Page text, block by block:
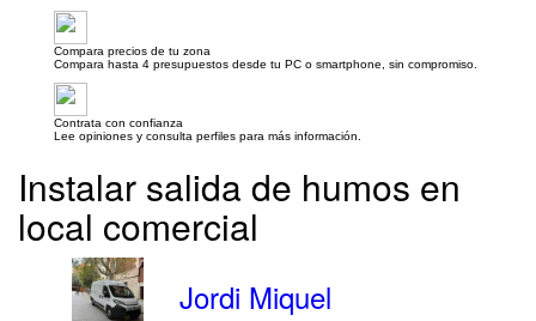
Compara precios de tu zona
Compara hasta 4 presupuestos desde tu PC o smartphone, sin compromiso.
Contrata con confianza
Lee opiniones y consulta perfiles para más información.
Instalar salida de humos en
local comercial
Jordi Miquel